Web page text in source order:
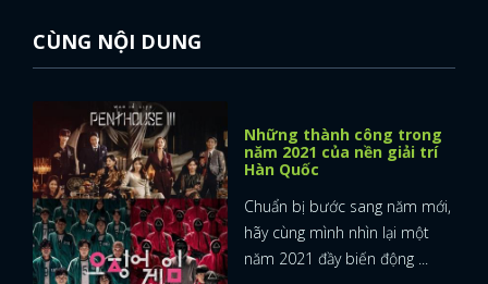
CÙNG NỘI DUNG
Những thành công trong
năm 2021 của nền giải trí
Hàn Quốc
Chuẩn bị bước sang năm mới,
hãy cùng mình nhìn lại một
năm 2021 đầy biến động ...